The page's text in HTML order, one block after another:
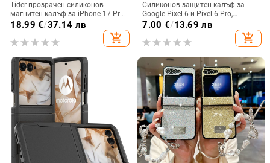
Tider прозрачен силиконов
магнитен калъф за iPhone 17 Pro
Max, защита срещу падане,
18.99 €/37.14 лв
add_shopping_cart
Силиконов защитен калъф за
Google Pixel 6 и Pixel 6 Pro,
съвместим с Pixel 7a, пълна
7.00 €/13.69 лв
add_shopping_cart